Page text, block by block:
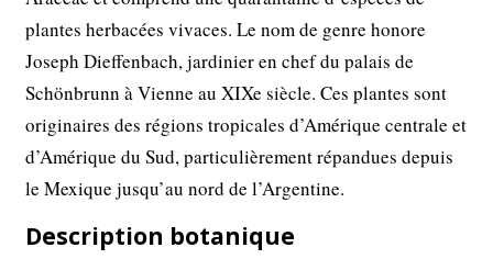
plantes herbacées vivaces. Le nom de genre honore
Joseph Dieffenbach, jardinier en chef du palais de
Schönbrunn à Vienne au XIXe siècle. Ces plantes sont
originaires des régions tropicales d’Amérique centrale et
d’Amérique du Sud, particulièrement répandues depuis
le Mexique jusqu’au nord de l’Argentine.
Description botanique